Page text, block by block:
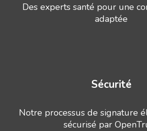
Des experts santé pour une
adaptée
Sécurité
Notre processus de signature
sécurisé par